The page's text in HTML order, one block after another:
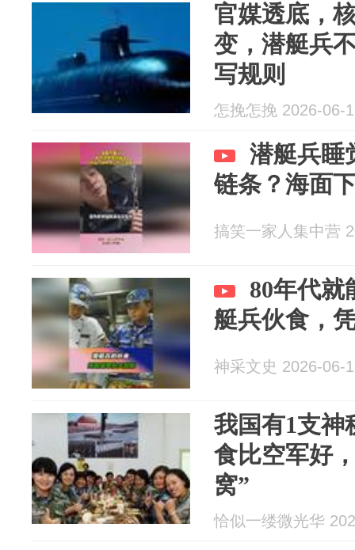
官媒透底，
变，潜艇兵
写规则
怎挽怎挽 2026-06-
潜艇兵睡
链条？海面
搞笑一家人集中营
80年代就
艇兵伙食，
神采文史 2026-06-
我国有1支神
食比空军好
窝”
恰似一缕微光华